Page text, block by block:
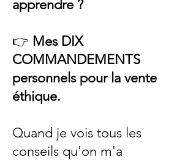
apprendre ?
👉 Mes DIX
COMMANDEMENTS
personnels pour la vente
éthique.
Quand je vois tous les
conseils qu'on m'a